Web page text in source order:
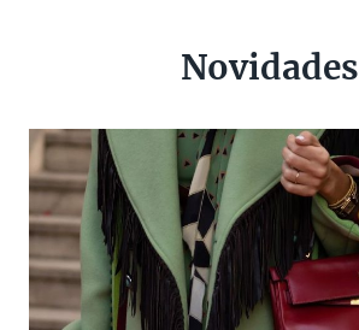
Novidades